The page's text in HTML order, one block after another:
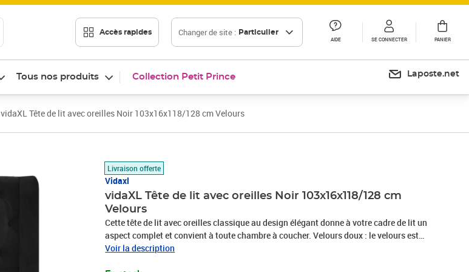
Accès rapides Changer de site : Particulier
AIDE SE CONNECTER PANIER
Tous nos produits Collection Petit Prince Laposte.net
vidaXL Tête de lit avec oreilles Noir 103x16x118/128 cm Velours
Livraison offerte
Vidaxl
vidaXL Tête de lit avec oreilles Noir 103x16x118/128 cm
Velours
Cette tête de lit avec oreilles classique au design élégant donne à votre cadre de lit un
aspect complet et convient à toute chambre à coucher. Velours doux : le velours est
un tissu doux et luxueux qui se reconnaît à son tas dense de fibres uniformément
Voir la description
Prix 124,89€